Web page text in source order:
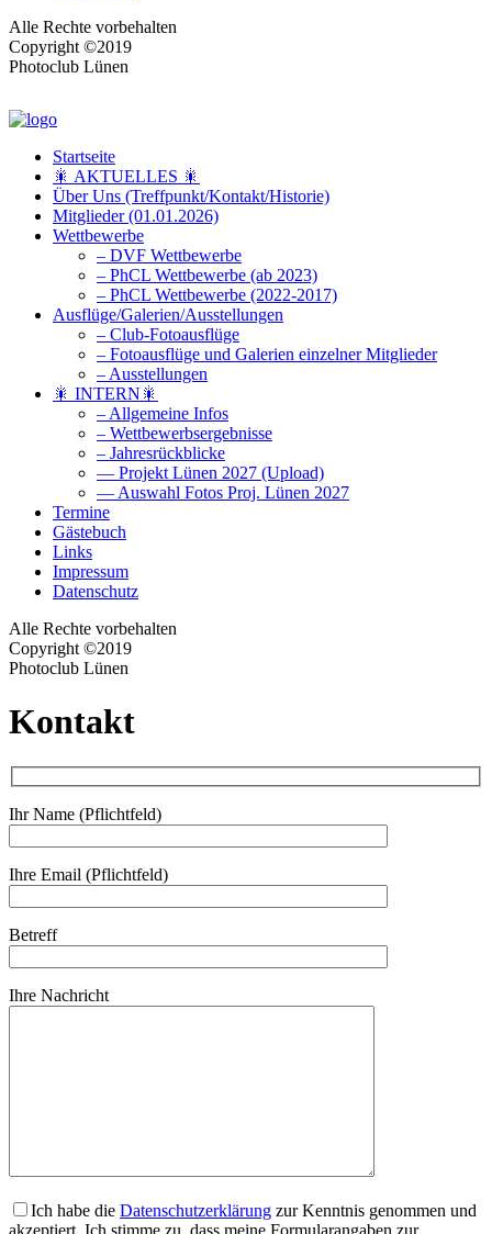
Alle Rechte vorbehalten
Copyright ©2019
Photoclub Lünen
Startseite
🎇 AKTUELLES 🎇
Über Uns (Treffpunkt/Kontakt/Historie)
Mitglieder (01.01.2026)
Wettbewerbe
– DVF Wettbewerbe
– PhCL Wettbewerbe (ab 2023)
– PhCL Wettbewerbe (2022-2017)
Ausflüge/Galerien/Ausstellungen
– Club-Fotoausflüge
– Fotoausflüge und Galerien einzelner Mitglieder
– Ausstellungen
🎇 INTERN🎇
– Allgemeine Infos
– Wettbewerbsergebnisse
– Jahresrückblicke
— Projekt Lünen 2027 (Upload)
— Auswahl Fotos Proj. Lünen 2027
Termine
Gästebuch
Links
Impressum
Datenschutz
Alle Rechte vorbehalten
Copyright ©2019
Photoclub Lünen
Kontakt
Ihr Name (Pflichtfeld)
Ihre Email (Pflichtfeld)
Betreff
Ihre Nachricht
Ich habe die Datenschutzerklärung zur Kenntnis genommen und